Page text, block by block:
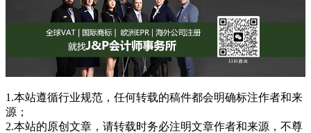
1.本站遵循行业规范，任何转载的稿件都会明确标注作者和来
源；
2.本站的原创文章，请转载时务必注明文章作者和来源，不尊